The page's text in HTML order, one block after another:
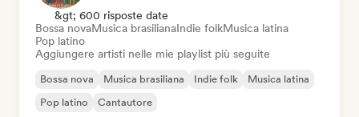
&gt; 600 risposte date
Bossa novaMusica brasilianaIndie folkMusica latina
Pop latino
Aggiungere artisti nelle mie playlist più seguite
Bossa nova Musica brasiliana Indie folk
Musica latina
Pop latino
Cantautore